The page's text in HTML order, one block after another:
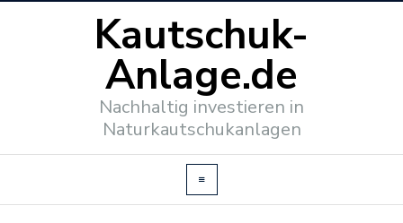
Kautschuk-
Anlage.de
Nachhaltig investieren in
Naturkautschukanlagen